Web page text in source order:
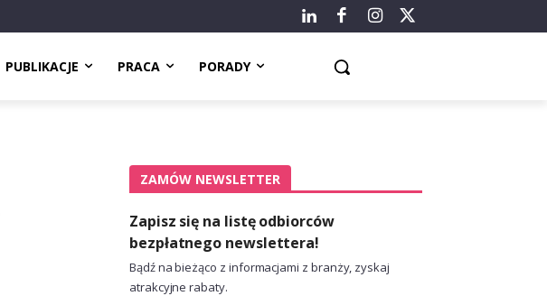
PUBLIKACJE PRACA PORADY
ZAMÓW NEWSLETTER
Zapisz się na listę odbiorców
bezpłatnego newslettera!
Bądź na bieżąco z informacjami z branży, zyskaj
atrakcyjne rabaty.